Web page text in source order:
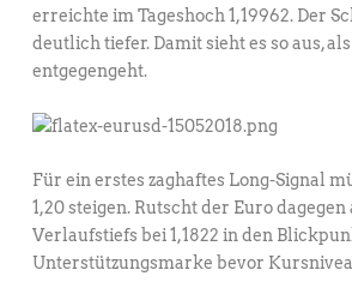
erreichte im Tageshoch 1,19962. Der
deutlich tiefer. Damit sieht es so aus,
entgegengeht.
Für ein erstes zaghaftes Long-Signal
1,20 steigen. Rutscht der Euro
Verlaufstiefs bei 1,1822 in den
Unterstützungsmarke bevor